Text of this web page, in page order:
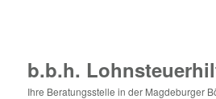
b.b.h.
Ihre Beratungsstelle in der Magdeburger